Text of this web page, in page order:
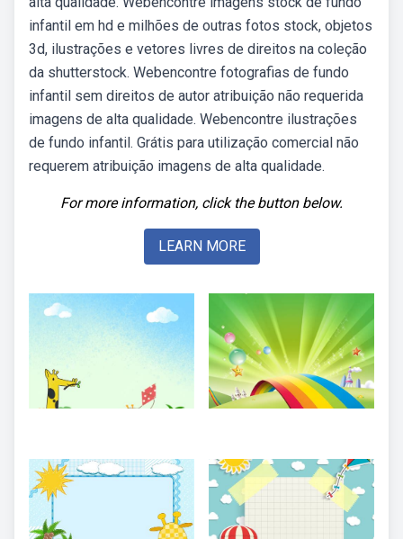
infantil em hd e milhões de outras fotos stock, objetos
3d, ilustrações e vetores livres de direitos na coleção
da shutterstock. Webencontre fotografias de fundo
infantil sem direitos de autor atribuição não requerida
imagens de alta qualidade. Webencontre ilustrações
de fundo infantil. Grátis para utilização comercial não
requerem atribuição imagens de alta qualidade.
For more information, click the button below.
LEARN MORE